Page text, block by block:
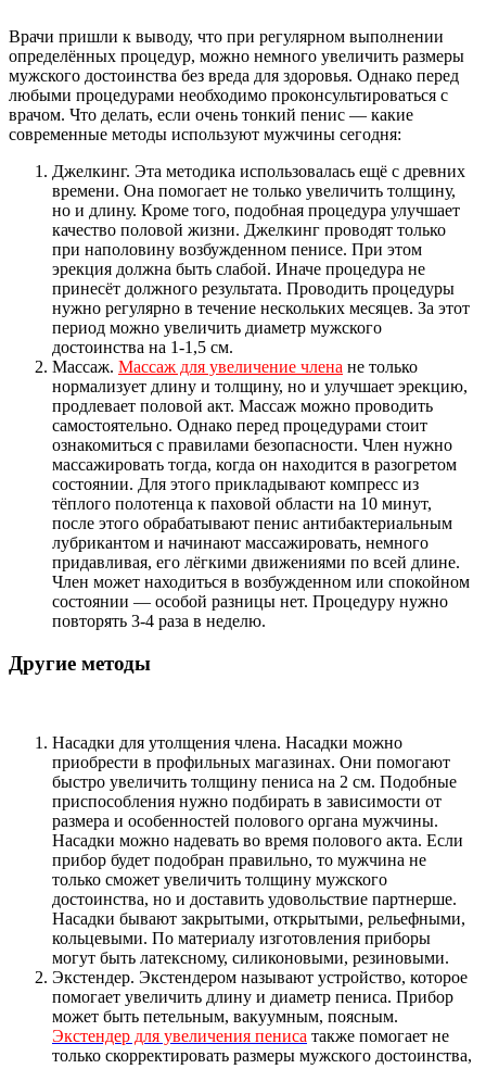
Врачи пришли к выводу, что при регулярном выполнении
определённых процедур, можно немного увеличить размеры
мужского достоинства без вреда для здоровья. Однако перед
любыми процедурами необходимо проконсультироваться с
врачом. Что делать, если очень тонкий пенис — какие
современные методы используют мужчины сегодня:
Джелкинг. Эта методика использовалась ещё с древних
времени. Она помогает не только увеличить толщину,
но и длину. Кроме того, подобная процедура улучшает
качество половой жизни. Джелкинг проводят только
при наполовину возбужденном пенисе. При этом
эрекция должна быть слабой. Иначе процедура не
принесёт должного результата. Проводить процедуры
нужно регулярно в течение нескольких месяцев. За этот
период можно увеличить диаметр мужского
достоинства на 1-1,5 см.
Массаж. Массаж для увеличение члена не только
нормализует длину и толщину, но и улучшает эрекцию,
продлевает половой акт. Массаж можно проводить
самостоятельно. Однако перед процедурами стоит
ознакомиться с правилами безопасности. Член нужно
массажировать тогда, когда он находится в разогретом
состоянии. Для этого прикладывают компресс из
тёплого полотенца к паховой области на 10 минут,
после этого обрабатывают пенис антибактериальным
лубрикантом и начинают массажировать, немного
придавливая, его лёгкими движениями по всей длине.
Член может находиться в возбужденном или спокойном
состоянии — особой разницы нет. Процедуру нужно
повторять 3-4 раза в неделю.
Другие методы
Насадки для утолщения члена. Насадки можно
приобрести в профильных магазинах. Они помогают
быстро увеличить толщину пениса на 2 см. Подобные
приспособления нужно подбирать в зависимости от
размера и особенностей полового органа мужчины.
Насадки можно надевать во время полового акта. Если
прибор будет подобран правильно, то мужчина не
только сможет увеличить толщину мужского
достоинства, но и доставить удовольствие партнерше.
Насадки бывают закрытыми, открытыми, рельефными,
кольцевыми. По материалу изготовления приборы
могут быть латексному, силиконовыми, резиновыми.
Экстендер. Экстендером называют устройство, которое
помогает увеличить длину и диаметр пениса. Прибор
может быть петельным, вакуумным, поясным.
Экстендер для увеличения пениса также помогает не
только скорректировать размеры мужского достоинства,